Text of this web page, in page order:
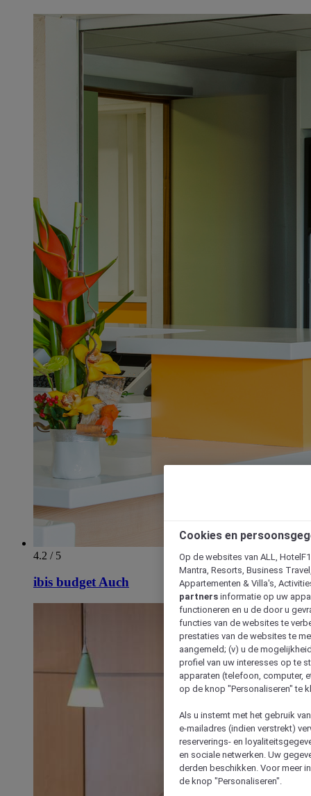
4.2 / 5
ibis budget Auch
Cookies en
Op de websites van ALL,
Mantra, Resorts, Business
Appartementen & Villa's,
partners informatie op uw
functioneren en u de door u
functies van de websites te
prestaties van de websites te
aangemeld; (v) u de
profiel van uw interesses op te
apparaten (telefoon, computer,
op de knop "Personaliseren" te
Als u instemt met het gebruik
e-mailadres (indien verstrekt)
reserverings- en
en sociale netwerken. Uw
derden beschikken. Voor meer
de knop "Personaliseren".